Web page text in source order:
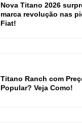
Nova Titano 2026
marca revolução nas
Fiat!
Titano Ranch com
Popular? Veja Como!